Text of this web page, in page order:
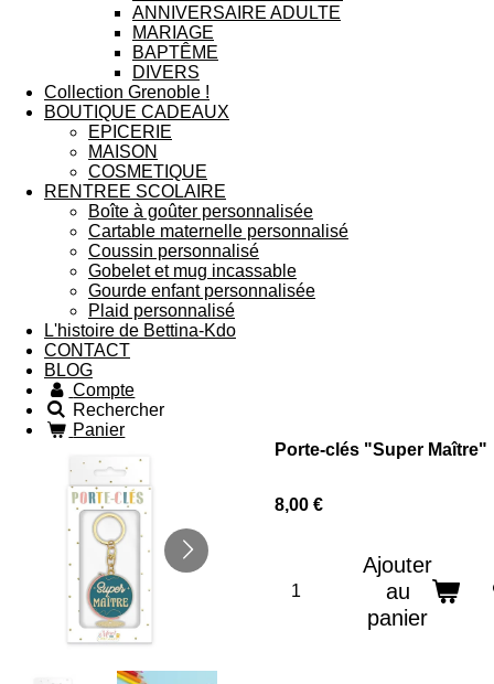
ANNIVERSAIRE ADULTE
MARIAGE
BAPTÊME
DIVERS
Collection Grenoble !
BOUTIQUE CADEAUX
EPICERIE
MAISON
COSMETIQUE
RENTREE SCOLAIRE
Boîte à goûter personnalisée
Cartable maternelle personnalisé
Coussin personnalisé
Gobelet et mug incassable
Gourde enfant personnalisée
Plaid personnalisé
L'histoire de Bettina-Kdo
CONTACT
BLOG
Compte
Rechercher
Panier
Porte-clés "Super Maître"
8,00 €
Ajouter
au
panier